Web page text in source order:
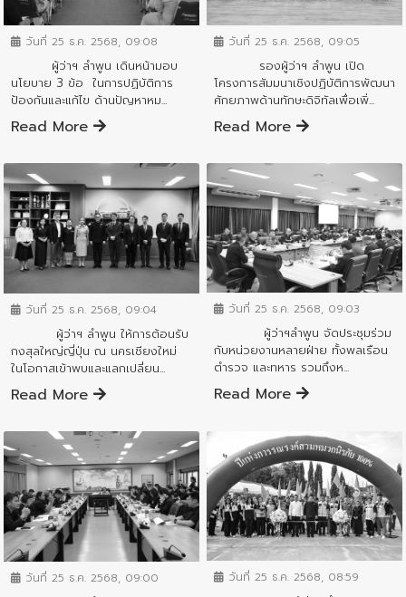
ข่าวสารจังหวัด
วันที่ 25 ธ.ค. 2568, 09:08
ผู้ว่าฯ ลำพูน เดินหน้ามอบ
นโยบาย 3 ข้อ ในการปฏิบัติการ
ป้องกันและแก้ไข ด้านปัญหาหม...
Read More
ข่าวสารจังหวัด
วันที่ 25 ธ.ค. 2568, 09:05
รองผู้ว่าฯ ลำพูน เปิด
โครงการสัมมนาเชิงปฏิบัติการพัฒนา
ศักยภาพด้านทักษะดิจิทัลเพื่อเพิ่...
Read More
ข่าวสารจังหวัด
วันที่ 25 ธ.ค. 2568, 09:04
ผู้ว่าฯ ลำพูน ให้การต้อนรับ
กงสุลใหญ่ญี่ปุ่น ณ นครเชียงใหม่
ในโอกาสเข้าพบและแลกเปลี่ยน...
Read More
ข่าวสารจังหวัด
วันที่ 25 ธ.ค. 2568, 09:03
ผู้ว่าฯลำพูน จัดประชุมร่วม
กับหน่วยงานหลายฝ่าย ทั้งพลเรือน
ตำรวจ และทหาร รวมถึงห...
Read More
ข่าวสารจังหวัด
วันที่ 25 ธ.ค. 2568, 09:00
ข่าวสารจังหวัด
วันที่ 25 ธ.ค. 2568, 08:59